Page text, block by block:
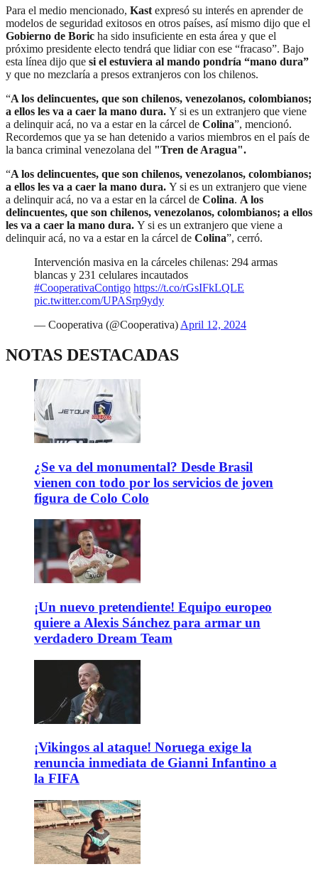
Para el medio mencionado, Kast expresó su interés en aprender de
modelos de seguridad exitosos en otros países, así mismo dijo que el
Gobierno de Boric ha sido insuficiente en esta área y que el
próximo presidente electo tendrá que lidiar con ese “fracaso”. Bajo
esta línea dijo que si el estuviera al mando pondría “mano dura”
y que no mezclaría a presos extranjeros con los chilenos.
“A los delincuentes, que son chilenos, venezolanos, colombianos;
a ellos les va a caer la mano dura. Y si es un extranjero que viene
a delinquir acá, no va a estar en la cárcel de Colina”, mencionó.
Recordemos que ya se han detenido a varios miembros en el país de
la banca criminal venezolana del "Tren de Aragua".
“A los delincuentes, que son chilenos, venezolanos, colombianos;
a ellos les va a caer la mano dura. Y si es un extranjero que viene
a delinquir acá, no va a estar en la cárcel de Colina. A los
delincuentes, que son chilenos, venezolanos, colombianos; a ellos
les va a caer la mano dura. Y si es un extranjero que viene a
delinquir acá, no va a estar en la cárcel de Colina”, cerró.
Intervención masiva en la cárceles chilenas: 294 armas
blancas y 231 celulares incautados
#CooperativaContigo https://t.co/rGsIFkLQLE
pic.twitter.com/UPASrp9ydy
— Cooperativa (@Cooperativa) April 12, 2024
NOTAS DESTACADAS
¿Se va del monumental? Desde Brasil
vienen con todo por los servicios de joven
figura de Colo Colo
¡Un nuevo pretendiente! Equipo europeo
quiere a Alexis Sánchez para armar un
verdadero Dream Team
¡Vikingos al ataque! Noruega exige la
renuncia inmediata de Gianni Infantino a
la FIFA